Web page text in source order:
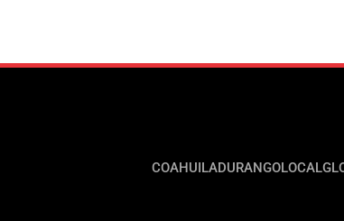
COAHUILADURANGOLOCAL